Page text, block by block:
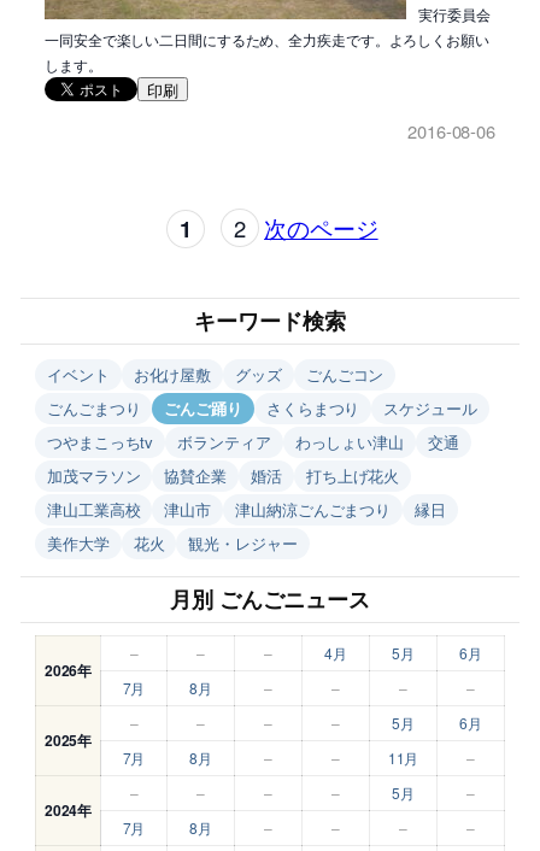
実行委員会
一同安全で楽しい二日間にするため、全力疾走です。よろしくお願い
します。
印刷
2016-08-06
1 2 次のページ
キーワード検索
イベント お化け屋敷 グッズ
ごんごコン
ごんごまつり
ごんご踊り さくらまつり
スケジュール
つやまこっちtv
ボランティア わっしょい津山
交通
加茂マラソン
協賛企業 婚活
打ち上げ花火
津山工業高校
津山市 津山納涼ごんごまつり
縁日
美作大学
花火 観光・レジャー
月別 ごんごニュース
2026年
– – – 4月 5月
6月
7月
8月 – – – –
2025年
– – – – 5月
6月
7月
8月 – – 11月 –
2024年
– – – – 5月
–
7月
8月 – – – –